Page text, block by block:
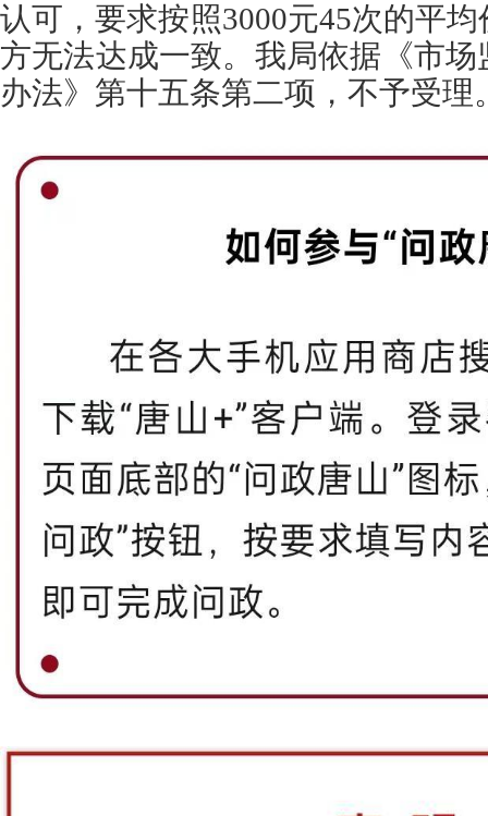
认可，要求按照3000元45次的平
方无法达成一致。我局依据《市
办法》第十五条第二项，不予受理